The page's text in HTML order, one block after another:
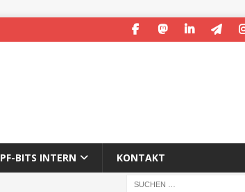
PF-BITS INTERN KONTAKT